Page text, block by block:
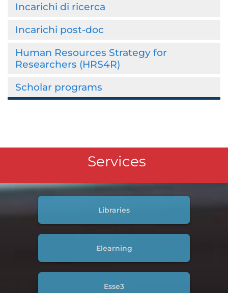
Incarichi di ricerca
Incarichi post-doc
Human Resources Strategy for
Researchers (HRS4R)
Scholar programs
Services
Libraries
Elearning
Esse3